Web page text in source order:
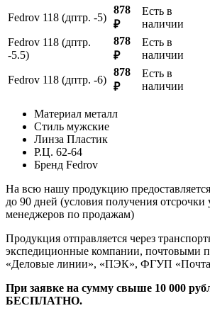
Fedrov 118 (дптр. -5)
878
₽
Есть в
наличии
Fedrov 118 (дптр.
-5.5)
878
₽
Есть в
наличии
Fedrov 118 (дптр. -6)
878
₽
Есть в
наличии
Материал металл
Стиль мужские
Линза Пластик
Р.Ц. 62-64
Бренд Fedrov
На всю нашу продукцию
до 90 дней (условия получения отсрочки
менеджеров по продажам)
Продукция отправляется через
экспедиционные компании, почтовыми
«Деловые линии», «ПЭК», ФГУП «Почта
При заявке на сумму свыше 10 000
БЕСПЛАТНО.